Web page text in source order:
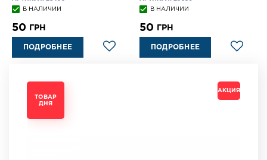
В НАЛИЧИИ
50 ГРН
ПОДРОБНЕЕ
В НАЛИЧИИ
50 ГРН
ПОДРОБНЕЕ
ТОВАР
ДНЯ
АКЦИЯ
ТОВАР
ДНЯ
АКЦИЯ
ТОВАР
ДНЯ
АКЦИЯ
ТОВАР
ДНЯ
АКЦИЯ